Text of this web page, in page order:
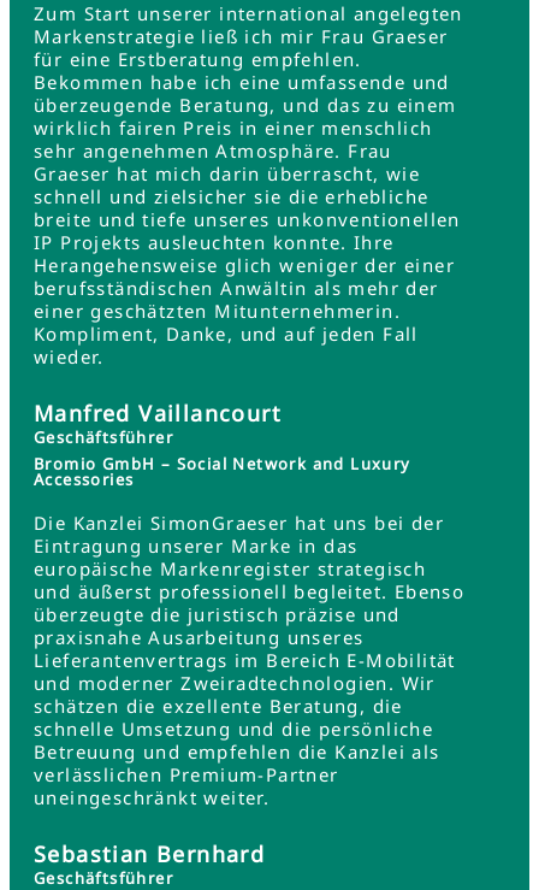
Zum Start unserer international angelegten
Markenstrategie ließ ich mir Frau Graeser
für eine Erstberatung empfehlen.
Bekommen habe ich eine umfassende und
überzeugende Beratung, und das zu einem
wirklich fairen Preis in einer menschlich
sehr angenehmen Atmosphäre. Frau
Graeser hat mich darin überrascht, wie
schnell und zielsicher sie die erhebliche
breite und tiefe unseres unkonventionellen
IP Projekts ausleuchten konnte. Ihre
Herangehensweise glich weniger der einer
berufsständischen Anwältin als mehr der
einer geschätzten Mitunternehmerin.
Kompliment, Danke, und auf jeden Fall
wieder.
Manfred Vaillancourt
Geschäftsführer
Bromio GmbH – Social Network and Luxury
Accessories
Die Kanzlei SimonGraeser hat uns bei der
Eintragung unserer Marke in das
europäische Markenregister strategisch
und äußerst professionell begleitet. Ebenso
überzeugte die juristisch präzise und
praxisnahe Ausarbeitung unseres
Lieferantenvertrags im Bereich E-Mobilität
und moderner Zweiradtechnologien. Wir
schätzen die exzellente Beratung, die
schnelle Umsetzung und die persönliche
Betreuung und empfehlen die Kanzlei als
verlässlichen Premium-Partner
uneingeschränkt weiter.
Sebastian Bernhard
Geschäftsführer